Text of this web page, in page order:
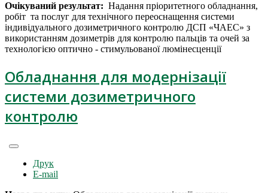
Очікуваний результат: Надання пріоритетного обладнання,
робіт та послуг для технічного переоснащення системи
індивідуального дозиметричного контролю ДСП «ЧАЕС» з
використанням дозиметрів для контролю пальців та очей за
технологією оптично - стимульованої люмінесценції
Обладнання для модернізації
системи дозиметричного
контролю
Друк
E-mail